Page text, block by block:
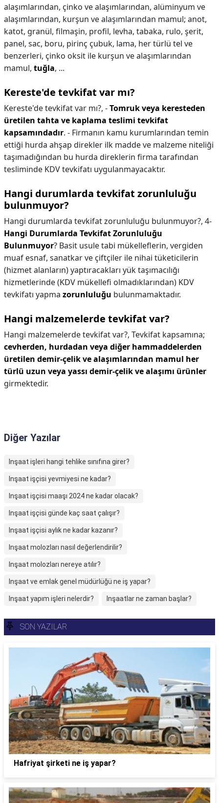
alaşımlarından, çinko ve alaşımlarından, alüminyum ve
alaşımlarından, kurşun ve alaşımlarından mamul; anot,
katot, granül, filmaşin, profil, levha, tabaka, rulo, şerit,
panel, sac, boru, pirinç çubuk, lama, her türlü tel ve
benzerleri, çinko oksit ile kurşun ve alaşımlarından
mamul, tuğla, ...
Kereste'de tevkifat var mı?
Kereste'de tevkifat var mı?, -Tomruk veya keresteden
üretilen tahta ve kaplama teslimi tevkifat
kapsamındadır. - Firmanın kamu kurumlarından temin
ettiği hurda ahşap direkler ilk madde ve malzeme niteliği
taşımadığından bu hurda direklerin firma tarafından
tesliminde KDV tevkifatı uygulanmayacaktır.
Hangi durumlarda tevkifat zorunluluğu
bulunmuyor?
Hangi durumlarda tevkifat zorunluluğu bulunmuyor?, 4-
Hangi Durumlarda Tevkifat Zorunluluğu
Bulunmuyor? Basit usule tabi mükelleflerin, vergiden
muaf esnaf, sanatkar ve çiftçiler ile nihai tüketicilerin
(hizmet alanların) yaptıracakları yük taşımacılığı
hizmetlerinde (KDV mükellefi olmadıklarından) KDV
tevkifatı yapma zorunluluğu bulunmamaktadır.
Hangi malzemelerde tevkifat var?
Hangi malzemelerde tevkifat var?, Tevkifat kapsamına;
cevherden, hurdadan veya diğer hammaddelerden
üretilen demir-çelik ve alaşımlarından mamul her
türlü uzun veya yassı demir-çelik ve alaşımı ürünler
girmektedir.
Diğer Yazılar
Inşaat işleri hangi tehlike sınıfına girer?
Inşaat işçisi yevmiyesi ne kadar?
Inşaat işçisi maaşı 2024 ne kadar olacak?
Inşaat işçisi günde kaç saat çalışır?
Inşaat işçisi aylık ne kadar kazanır?
Inşaat molozları nasıl değerlendirilir?
Inşaat molozları nereye atılır?
Inşaat ve emlak genel müdürlüğü ne iş yapar?
Inşaat yapım işleri nelerdir? Inşaatlar ne zaman başlar?
SON YAZILAR
Hafriyat şirketi ne iş yapar?